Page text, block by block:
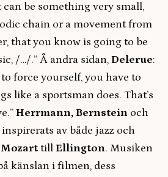
can be something very small,
chain or a movement from
that you know is going to be
/…/.” Å andra sidan, Delerue:
force yourself, you have to
like a sportsman does. That’s
Herrmann, Bernstein och
av både jazz och
Mozarttill Ellington. Musiken
känslan i filmen, dess